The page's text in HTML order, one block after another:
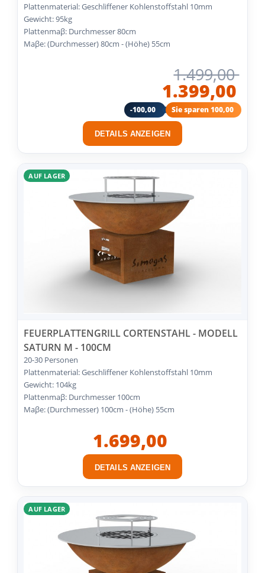
Plattenmaterial: Geschliffener Kohlenstoffstahl 10mm
Gewicht: 95kg
Plattenmaβ: Durchmesser 80cm
Maβe: (Durchmesser) 80cm - (Höhe) 55cm
1.499,00
1.399,00
-100,00 Sie sparen 100,00
DETAILS ANZEIGEN
AUF LAGER
FEUERPLATTENGRILL CORTENSTAHL - MODELL
SATURN M - 100CM
20-30 Personen
Plattenmaterial: Geschliffener Kohlenstoffstahl 10mm
Gewicht: 104kg
Plattenmaβ: Durchmesser 100cm
Maβe: (Durchmesser) 100cm - (Höhe) 55cm
1.699,00
DETAILS ANZEIGEN
AUF LAGER